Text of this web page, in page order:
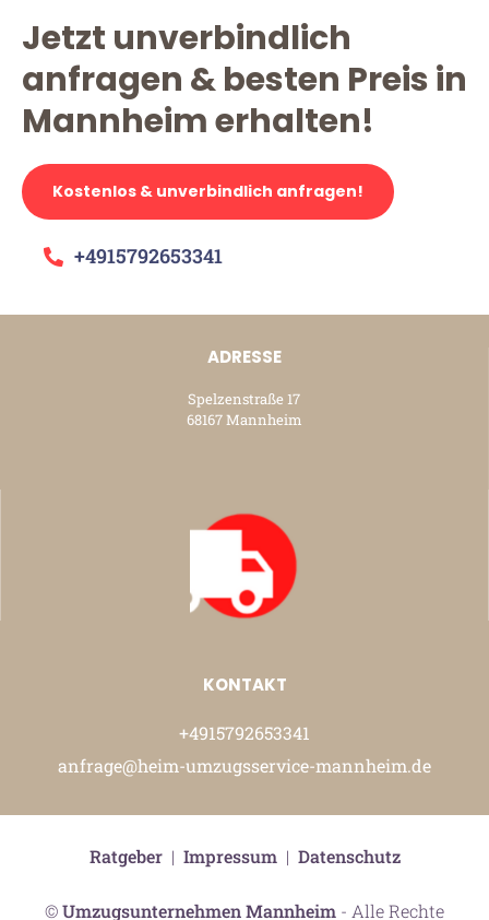
Jetzt unverbindlich
anfragen & besten Preis in
Mannheim erhalten!
Kostenlos & unverbindlich anfragen!
+4915792653341
ADRESSE
Spelzenstraße 17
68167 Mannheim
KONTAKT
+4915792653341
anfrage@heim-umzugsservice-mannheim.de
©Umzugsunternehmen Mannheim - Alle Rechte
Ratgeber| Impressum| Datenschutz